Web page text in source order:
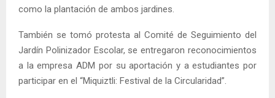
como la plantación de ambos jardines.
También se tomó protesta al Comité de Seguimiento del
Jardín Polinizador Escolar, se entregaron reconocimientos
a la empresa ADM por su aportación y a estudiantes por
participar en el “Miquiztli: Festival de la Circularidad”.